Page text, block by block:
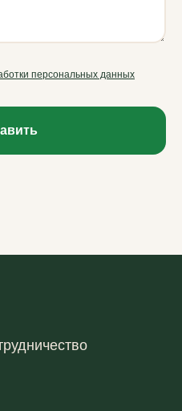
персональных данных